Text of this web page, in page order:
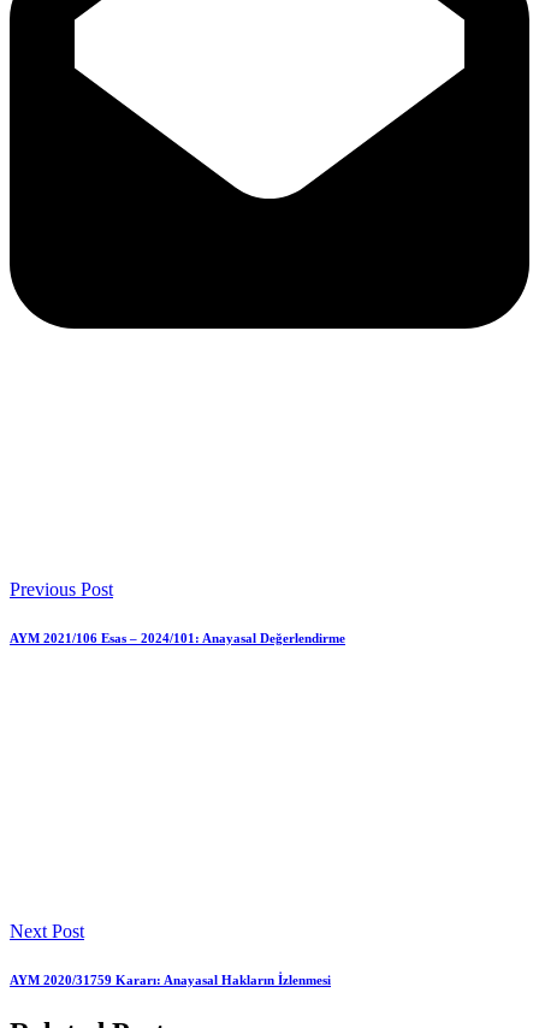
Previous Post
AYM 2021/106 Esas – 2024/101: Anayasal Değerlendirme
Next Post
AYM 2020/31759 Kararı: Anayasal Hakların İzlenmesi